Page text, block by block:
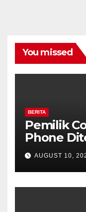
You missed
BERITA
Pemilik
Phone
AUGUST 10,